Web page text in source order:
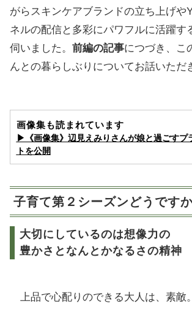
がらスキンケアブランドの立ち上げや
ネルの配信と多彩にパワフルに活躍す
伺いました。 前編の記事につづき、こ
んとの暮らしぶりについてお話いただ
画像集も読まれています
▶︎《画像集》辺見えみりさんが娘と過ごすプ
トを公開
子育て第２シーズンどうですか
大切にしているのは想像力の
豊かさとなんとかなるさの精神
上品で心配りのできる大人は、素敵